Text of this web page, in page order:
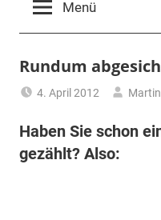
Menü
Rundum
4. April 2012
Haben Sie schon
gezählt? Also: